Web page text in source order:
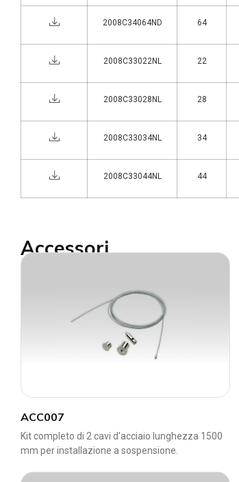
2008C34064ND 64
2008C33022NL 22
2008C33028NL 28
2008C33034NL 34
2008C33044NL 44
Accessori
ACC007
Kit completo di 2 cavi d'acciaio lunghezza 1500
mm per installazione a sospensione.